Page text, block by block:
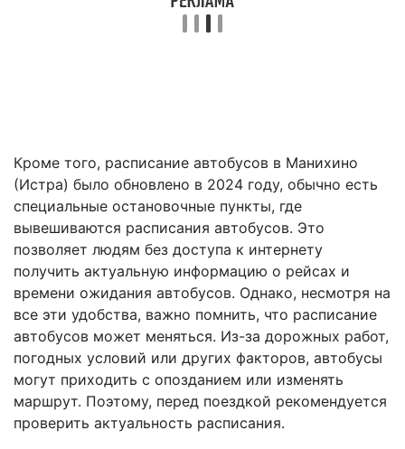
Кроме того, расписание автобусов в Манихино
(Истра) было обновлено в 2024 году, обычно есть
специальные остановочные пункты, где
вывешиваются расписания автобусов. Это
позволяет людям без доступа к интернету
получить актуальную информацию о рейсах и
времени ожидания автобусов. Однако, несмотря на
все эти удобства, важно помнить, что расписание
автобусов может меняться. Из-за дорожных работ,
погодных условий или других факторов, автобусы
могут приходить с опозданием или изменять
маршрут. Поэтому, перед поездкой рекомендуется
проверить актуальность расписания.